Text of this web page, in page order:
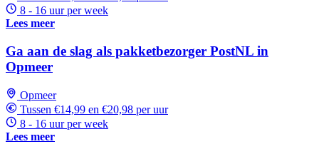
8 - 16 uur per week
Lees meer
Ga aan de slag als pakketbezorger PostNL in
Opmeer
Opmeer
Tussen €14,99 en €20,98 per uur
8 - 16 uur per week
Lees meer